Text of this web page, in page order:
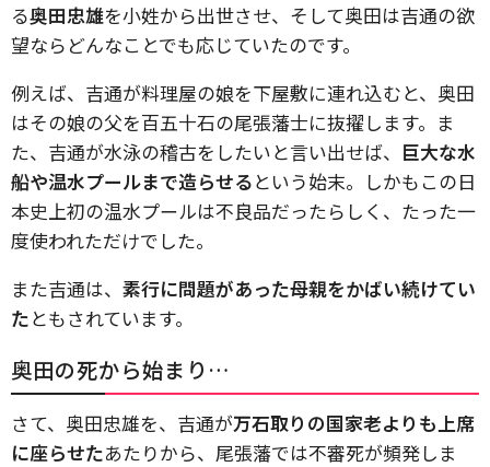
る奥田忠雄を小姓から出世させ、そして奥田は吉通の欲
望ならどんなことでも応じていたのです。
例えば、吉通が料理屋の娘を下屋敷に連れ込むと、奥田
はその娘の父を百五十石の尾張藩士に抜擢します。ま
た、吉通が水泳の稽古をしたいと言い出せば、 巨大な水
船や温水プールまで造らせるという始末。しかもこの日
本史上初の温水プールは不良品だったらしく、たった一
度使われただけでした。
また吉通は、 素行に問題があった母親をかばい続けてい
たともされています。
奥田の死から始まり…
さて、奥田忠雄を、吉通が万石取りの国家老よりも上席
に座らせたあたりから、尾張藩では不審死が頻発しま